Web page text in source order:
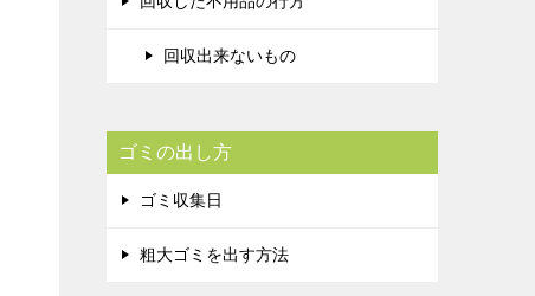
回収出来ないもの
ゴミの出し方
ゴミ収集日
粗大ゴミを出す方法